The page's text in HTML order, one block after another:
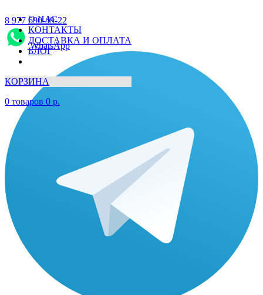
О НАС
КОНТАКТЫ
ДОСТАВКА И ОПЛАТА
БЛОГ
КОРЗИНА
0 товаров 0 р.
8 977 690-49-22
WhatsApp